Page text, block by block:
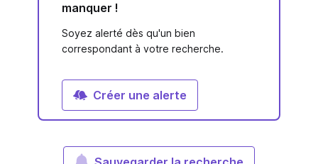
manquer !
Soyez alerté dès qu'un bien
correspondant à votre recherche.
Créer une alerte